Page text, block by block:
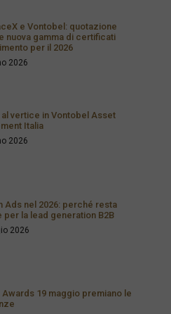
e Vontobel: quotazione
nuova gamma di certificati
per il 2026
2026
al vertice in Vontobel Asset
Italia
2026
Ads nel 2026: perché resta
per la lead generation B2B
2026
Awards 19 maggio premiano le